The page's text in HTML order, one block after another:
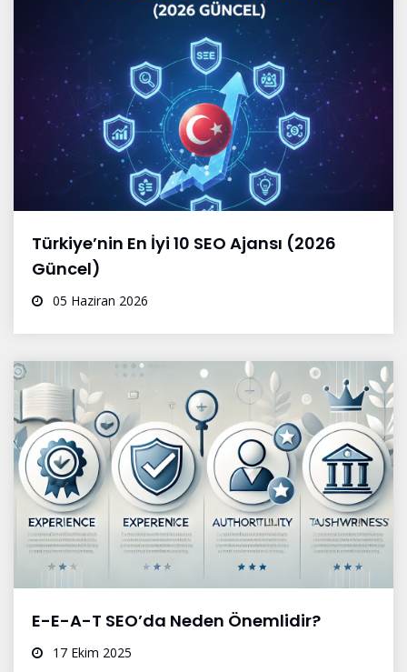
Türkiye’nin En İyi 10 SEO Ajansı (2026
Güncel)
05 Haziran 2026
E-E-A-T SEO’da Neden Önemlidir?
17 Ekim 2025